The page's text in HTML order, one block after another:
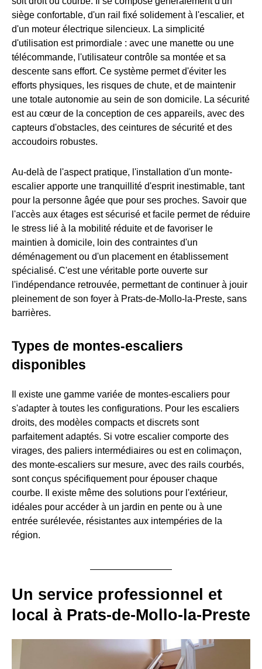
siège confortable, d'un rail fixé solidement à l'escalier, et
d'un moteur électrique silencieux. La simplicité
d'utilisation est primordiale : avec une manette ou une
télécommande, l'utilisateur contrôle sa montée et sa
descente sans effort. Ce système permet d'éviter les
efforts physiques, les risques de chute, et de maintenir
une totale autonomie au sein de son domicile. La sécurité
est au cœur de la conception de ces appareils, avec des
capteurs d'obstacles, des ceintures de sécurité et des
accoudoirs robustes.
Au-delà de l'aspect pratique, l'installation d'un monte-
escalier apporte une tranquillité d'esprit inestimable, tant
pour la personne âgée que pour ses proches. Savoir que
l'accès aux étages est sécurisé et facile permet de réduire
le stress lié à la mobilité réduite et de favoriser le
maintien à domicile, loin des contraintes d'un
déménagement ou d'un placement en établissement
spécialisé. C'est une véritable porte ouverte sur
l'indépendance retrouvée, permettant de continuer à jouir
pleinement de son foyer à Prats-de-Mollo-la-Preste, sans
barrières.
Types de montes-escaliers
disponibles
Il existe une gamme variée de montes-escaliers pour
s'adapter à toutes les configurations. Pour les escaliers
droits, des modèles compacts et discrets sont
parfaitement adaptés. Si votre escalier comporte des
virages, des paliers intermédiaires ou est en colimaçon,
des monte-escaliers sur mesure, avec des rails courbés,
sont conçus spécifiquement pour épouser chaque
courbe. Il existe même des solutions pour l'extérieur,
idéales pour accéder à un jardin en pente ou à une
entrée surélevée, résistantes aux intempéries de la
région.
Un service professionnel et
local à Prats-de-Mollo-la-Preste